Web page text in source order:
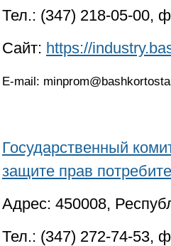
Тел.: (347) 218-05-00,
Сайт: https://
E-mail:
Государственный
защите прав
Адрес: 450008,
Тел.: (347) 272-74-53,